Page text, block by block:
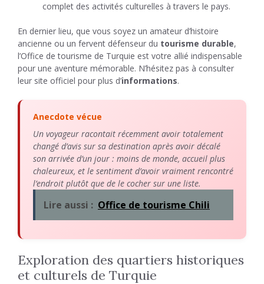
complet des activités culturelles à travers le pays.
En dernier lieu, que vous soyez un amateur d’histoire
ancienne ou un fervent défenseur du tourisme durable,
l’Office de tourisme de Turquie est votre allié indispensable
pour une aventure mémorable. N’hésitez pas à consulter
leur site officiel pour plus d’informations.
Anecdote vécue
Un voyageur racontait récemment avoir totalement
changé d’avis sur sa destination après avoir décalé
son arrivée d’un jour : moins de monde, accueil plus
chaleureux, et le sentiment d’avoir vraiment rencontré
l’endroit plutôt que de le cocher sur une liste.
Lire aussi : Office de tourisme Chili
Exploration des quartiers historiques
et culturels de Turquie